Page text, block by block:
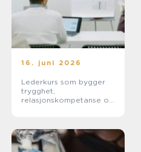
16. juni 2026
Lederkurs som bygger
trygghet,
relasjonskompetanse og